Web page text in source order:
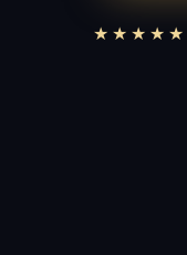
★★★★★